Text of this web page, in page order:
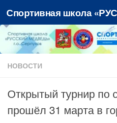
Перейти к содержимому
НОВОСТИ
Открытый турнир по
прошёл 31 марта в